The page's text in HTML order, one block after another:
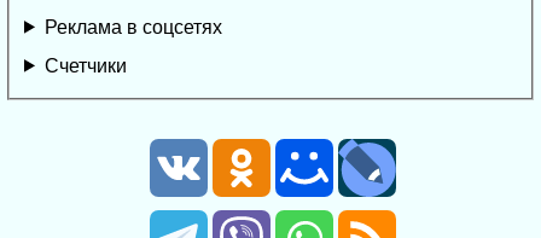
Реклама в соцсетях
Счетчики